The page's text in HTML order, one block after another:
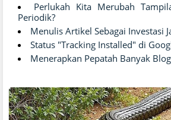
Perlukah Kita Merubah
Periodik?
Menulis Artikel Sebagai Investasi
Status "Tracking Installed" di
Menerapkan Pepatah Banyak